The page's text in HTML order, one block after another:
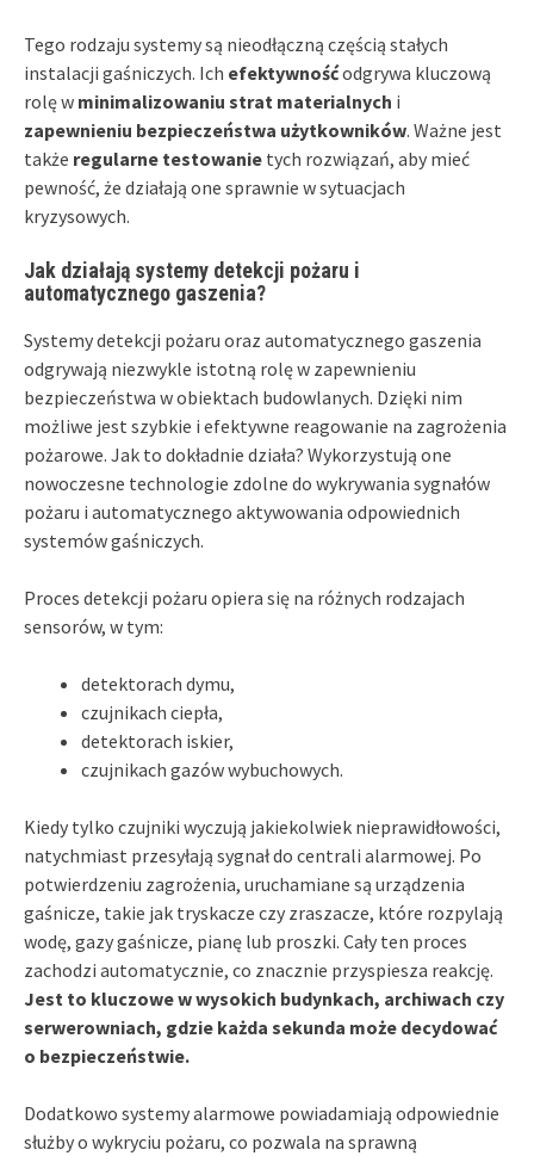
Tego rodzaju systemy są nieodłączną częścią stałych
instalacji gaśniczych. Ich efektywnośćodgrywa kluczową
rolę w minimalizowaniu strat materialnych i
zapewnieniu bezpieczeństwa użytkowników. Ważne jest
także regularne testowanie tych rozwiązań, aby mieć
pewność, że działają one sprawnie w sytuacjach
kryzysowych.
Jak działają systemy detekcji pożaru i
automatycznego gaszenia?
Systemy detekcji pożaru oraz automatycznego gaszenia
odgrywają niezwykle istotną rolę w zapewnieniu
bezpieczeństwa w obiektach budowlanych. Dzięki nim
możliwe jest szybkie i efektywne reagowanie na zagrożenia
pożarowe. Jak to dokładnie działa? Wykorzystują one
nowoczesne technologie zdolne do wykrywania sygnałów
pożaru i automatycznego aktywowania odpowiednich
systemów gaśniczych.
Proces detekcji pożaru opiera się na różnych rodzajach
sensorów, w tym:
detektorach dymu,
czujnikach ciepła,
detektorach iskier,
czujnikach gazów wybuchowych.
Kiedy tylko czujniki wyczują jakiekolwiek nieprawidłowości,
natychmiast przesyłają sygnał do centrali alarmowej. Po
potwierdzeniu zagrożenia, uruchamiane są urządzenia
gaśnicze, takie jak tryskacze czy zraszacze, które rozpylają
wodę, gazy gaśnicze, pianę lub proszki. Cały ten proces
zachodzi automatycznie, co znacznie przyspiesza reakcję.
Jest to kluczowe w wysokich budynkach, archiwach czy
serwerowniach, gdzie każda sekunda może decydować
o bezpieczeństwie.
Dodatkowo systemy alarmowe powiadamiają odpowiednie
służby o wykryciu pożaru, co pozwala na sprawną